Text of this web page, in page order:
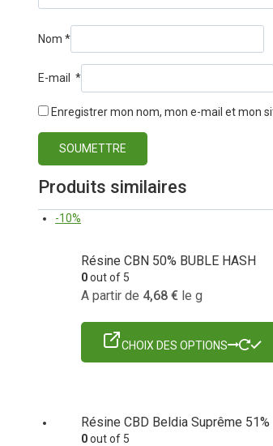
Nom *
E-mail *
Enregistrer mon nom, mon e-mail et mon
Produits similaires
-10%
Résine CBN 50% BUBLE HASH
0out of 5
A partir de 4,68 € le g
CHOIX DES OPTIONS
Résine CBD Beldia Suprême 51%
0out of 5